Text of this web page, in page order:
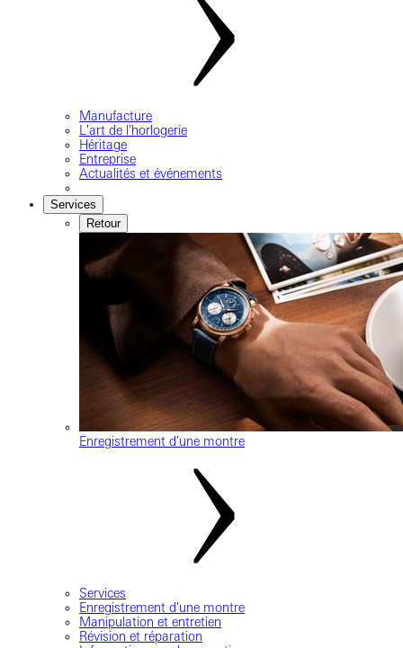
Manufacture
L'art de l'horlogerie
Héritage
Entreprise
Actualités et événements
Services
Retour
Enregistrement d'une montre
Services
Enregistrement d'une montre
Manipulation et entretien
Révision et réparation